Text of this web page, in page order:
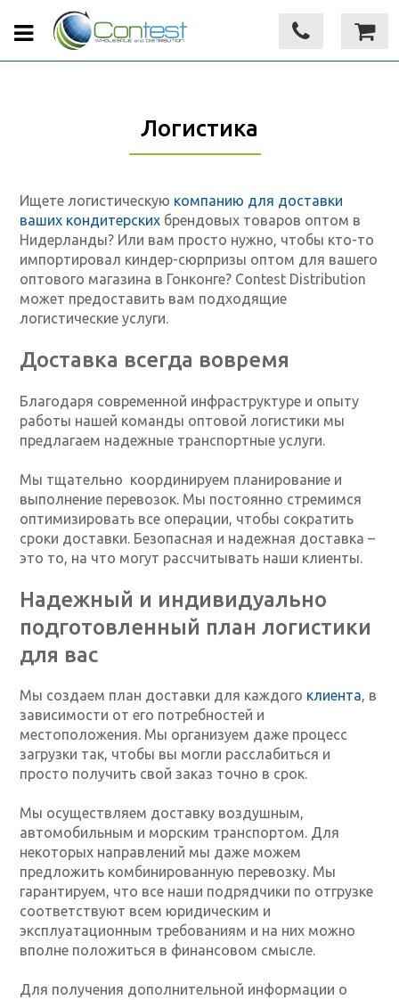
Логистика
Ищете логистическую компанию для доставки
ваших кондитерских брендовых товаров оптом в
Нидерланды? Или вам просто нужно, чтобы кто-то
импортировал киндер-сюрпризы оптом для вашего
оптового магазина в Гонконге? Contest Distribution
может предоставить вам подходящие
логистические услуги.
Доставка всегда вовремя
Благодаря современной инфраструктуре и опыту
работы нашей команды оптовой логистики мы
предлагаем надежные транспортные услуги.
Мы тщательно координируем планирование и
выполнение перевозок. Мы постоянно стремимся
оптимизировать все операции, чтобы сократить
сроки доставки. Безопасная и надежная доставка –
это то, на что могут рассчитывать наши клиенты.
Надежный и индивидуально
подготовленный план логистики
для вас
Мы создаем план доставки для каждого клиента, в
зависимости от его потребностей и
местоположения. Мы организуем даже процесс
загрузки так, чтобы вы могли расслабиться и
просто получить свой заказ точно в срок.
Мы осуществляем доставку воздушным,
автомобильным и морским транспортом. Для
некоторых направлений мы даже можем
предложить комбинированную перевозку. Мы
гарантируем, что все наши подрядчики по отгрузке
соответствуют всем юридическим и
эксплуатационным требованиям и на них можно
вполне положиться в финансовом смысле.
Для получения дополнительной информации о